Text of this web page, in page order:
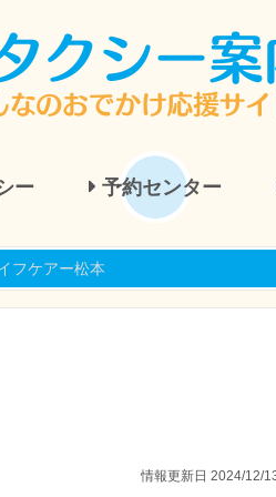
ー 予約センター
フケアー松本
情報更新日 2024/12/